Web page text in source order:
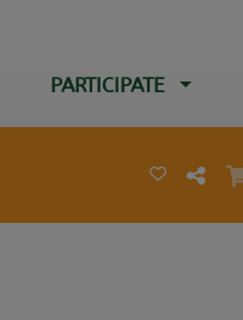
PARTICIPATE